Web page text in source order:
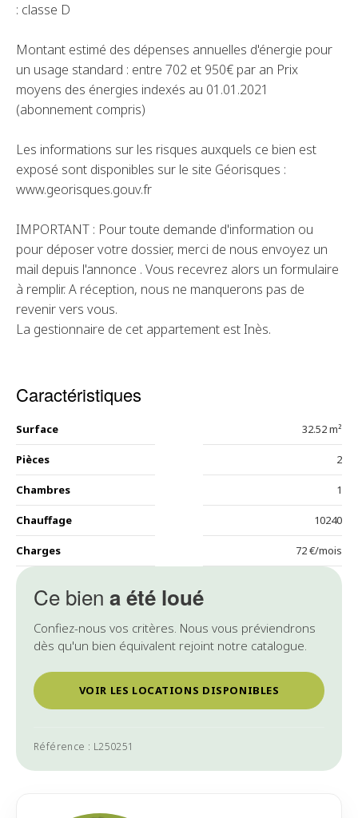
Ce bien a été loué
Confiez-nous vos critères. Nous vous préviendrons
dès qu'un bien équivalent rejoint notre catalogue.
VOIR LES LOCATIONS DISPONIBLES
Référence : L250251
: classe D
Montant estimé des dépenses annuelles d'énergie pour
un usage standard : entre 702 et 950€ par an Prix
moyens des énergies indexés au 01.01.2021
(abonnement compris)
Les informations sur les risques auxquels ce bien est
exposé sont disponibles sur le site Géorisques :
www.georisques.gouv.fr
IMPORTANT : Pour toute demande d'information ou
pour déposer votre dossier, merci de nous envoyez un
mail depuis l'annonce . Vous recevrez alors un formulaire
à remplir. A réception, nous ne manquerons pas de
revenir vers vous.
La gestionnaire de cet appartement est Inès.
Caractéristiques
Surface 32.52 m²
Pièces 2
Chambres 1
Chauffage 10240
Charges 72 €/mois